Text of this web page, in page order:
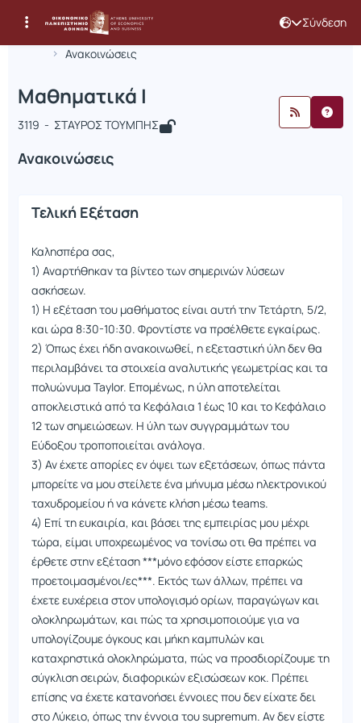
Σύνδεση
Αρχική Σελίδα
Ανακοινώσεις
Μάθημα : Μαθηματικά Ι
Κωδικός : INF429
Μαθηματικά Ι
3119 - ΣΤΑΥΡΟΣ ΤΟΥΜΠΗΣ
Ανακοινώσεις
Τελική Εξέταση
Καλησπέρα σας,
1) Αναρτήθηκαν τα βίντεο των σημερινών λύσεων
ασκήσεων.
1) Η εξέταση του μαθήματος είναι αυτή την Τετάρτη, 5/2,
και ώρα 8:30-10:30. Φροντίστε να πρσέλθετε εγκαίρως.
2) Όπως έχει ήδη ανακοινωθεί, η εξεταστική ύλη δεν θα
περιλαμβάνει τα στοιχεία αναλυτικής γεωμετρίας και τα
πολυώνυμα Taylor. Επομένως, η ύλη αποτελείται
αποκλειστικά από τα Κεφάλαια 1 έως 10 και το Κεφάλαιο
12 των σημειώσεων. Η ύλη των συγγραμμάτων του
Εύδοξου τροποποιείται ανάλογα.
3) Αν έχετε απορίες εν όψει των εξετάσεων, όπως πάντα
μπορείτε να μου στείλετε ένα μήνυμα μέσω ηλεκτρονικού
ταχυδρομείου ή να κάνετε κλήση μέσω teams.
4) Επί τη ευκαιρία, και βάσει της εμπειρίας μου μέχρι
τώρα, είμαι υποχρεωμένος να τονίσω οτι θα πρέπει να
έρθετε στην εξέταση ***μόνο εφόσον είστε επαρκώς
προετοιμασμένοι/ες***. Εκτός των άλλων, πρέπει να
έχετε ευχέρεια στον υπολογισμό ορίων, παραγώγων και
ολοκληρωμάτων, και πώς τα χρησιμοποιούμε για να
υπολογίζουμε όγκους και μήκη καμπυλών και
καταχρηστικά ολοκληρώματα, πώς να προσδιορίζουμε τη
σύγκλιση σειρών, διαφορικών εξισώσεων κοκ. Πρέπει
επίσης να έχετε κατανοήσει έννοιες που δεν είχατε δει
στο Λύκειο, όπως την έννοια του supremum. Αν δεν είστε